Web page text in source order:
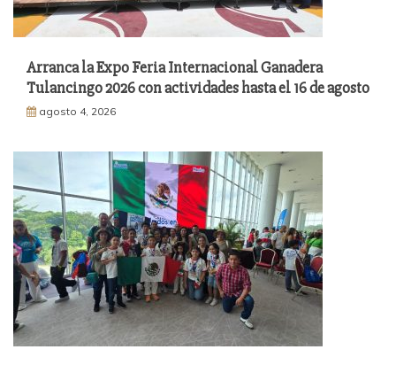
Arranca la Expo Feria Internacional Ganadera
Tulancingo 2026 con actividades hasta el 16 de agosto
agosto 4, 2026